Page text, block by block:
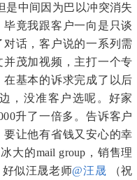
是中间因为巴以冲突消失
竟我跟客户一向是只谈
话，客户说的一系列需
茂加视频，主打一个专
基本的诉求完成了以后
，没准客户选呢。好家
升了一倍多。告诉客户
让他有省钱又安心的幸
冰大的mail group，销售理
似汪晟老师@汪晟 （祝